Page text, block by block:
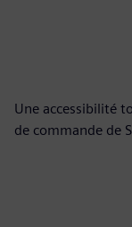
Une accessibilité
de commande de